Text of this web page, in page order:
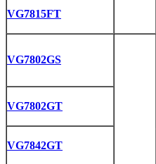
VG7815FT
VG7802GS
VG7802GT
VG7842GT